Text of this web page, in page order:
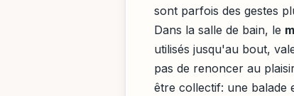
sont parfois des gestes
Dans la salle de bain, le
utilisés jusqu'au bout,
pas de renoncer au
être collectif: une balade